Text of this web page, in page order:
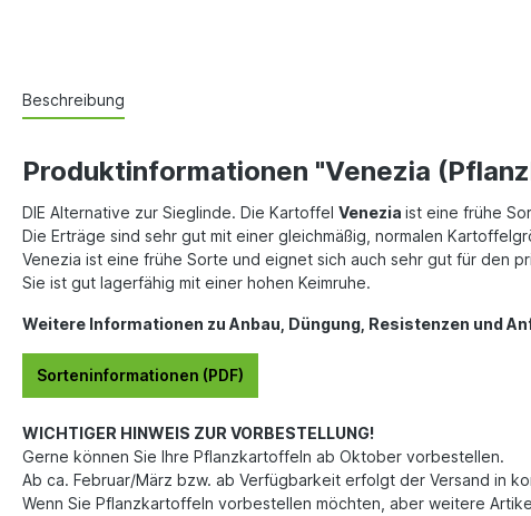
Beschreibung
Produktinformationen "Venezia
DIE Alternative zur Sieglinde. Die Kartoffel Venezia ist eine frühe
Die Erträge sind sehr gut mit einer gleichmäßig, normalen
Venezia ist eine frühe Sorte und eignet sich auch sehr gut für den
Sie ist gut lagerfähig mit einer hohen Keimruhe.
Weitere Informationen zu Anbau, Düngung, Resistenzen und
Sorteninformationen (PDF)
WICHTIGER HINWEIS ZUR VORBESTELLUNG!
Gerne können Sie Ihre Pflanzkartoffeln ab Oktober vorbestellen.
Ab ca. Februar/März bzw. ab Verfügbarkeit erfolgt der Versand in
Wenn Sie Pflanzkartoffeln vorbestellen möchten, aber weitere